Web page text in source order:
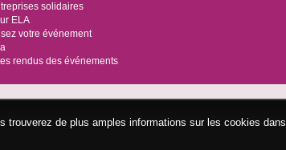
solidaires
ELA
votre événement
rendus des événements
de plus amples informations sur les cookies